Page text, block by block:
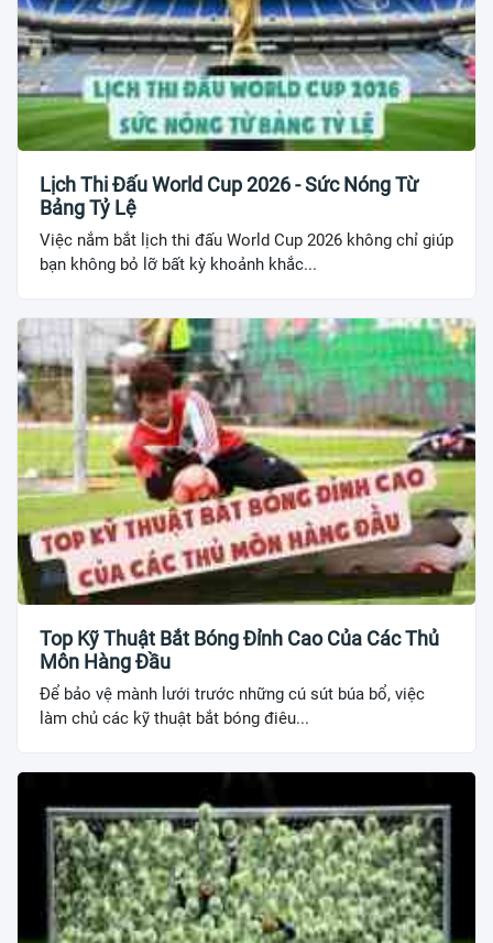
Lịch Thi Đấu World Cup 2026 - Sức Nóng Từ
Bảng Tỷ Lệ
Việc nắm bắt lịch thi đấu World Cup 2026 không chỉ giúp
bạn không bỏ lỡ bất kỳ khoảnh khắc...
Top Kỹ Thuật Bắt Bóng Đỉnh Cao Của Các Thủ
Môn Hàng Đầu
Để bảo vệ mành lưới trước những cú sút búa bổ, việc
làm chủ các kỹ thuật bắt bóng điêu...